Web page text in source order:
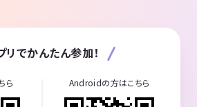
リでかんたん参加！
ら Androidの方はこちら